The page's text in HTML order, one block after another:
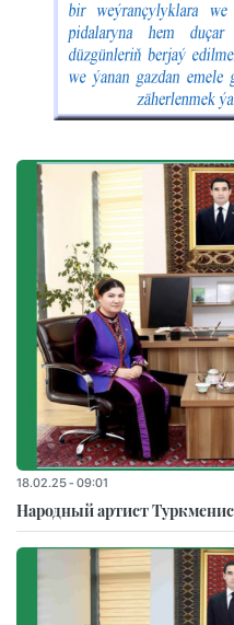
18.02.25 - 09:01
Народный артист